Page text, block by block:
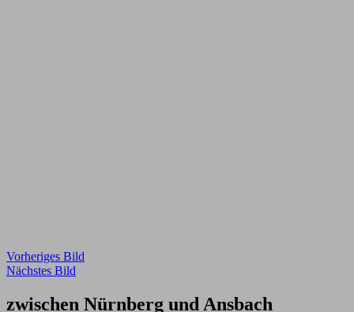
Vorheriges Bild
Nächstes Bild
zwischen Nürnberg und Ansbach